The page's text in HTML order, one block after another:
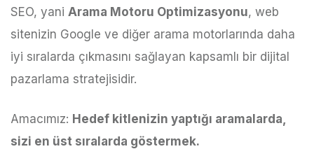
SEO, yani Arama Motoru Optimizasyonu, web
sitenizin Google ve diğer arama motorlarında daha
iyi sıralarda çıkmasını sağlayan kapsamlı bir dijital
pazarlama stratejisidir.
Amacımız: Hedef kitlenizin yaptığı aramalarda,
sizi en üst sıralarda göstermek.